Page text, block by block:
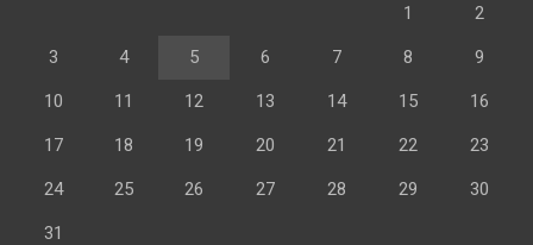
1 2
3 4 5 6 7 8 9
10 11 12 13 14 15 16
17 18 19 20 21 22 23
24 25 26 27 28 29 30
31